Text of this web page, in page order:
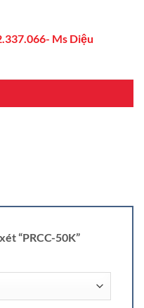
Ms Diệu
“PRCC-50K”